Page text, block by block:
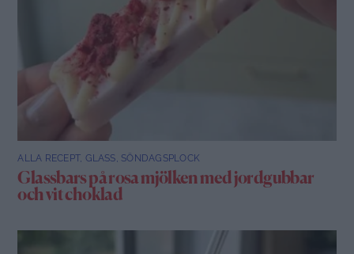
ALLA RECEPT, GLASS, SÖNDAGSPLOCK
Glassbars på rosa mjölken med jordgubbar
och vit choklad